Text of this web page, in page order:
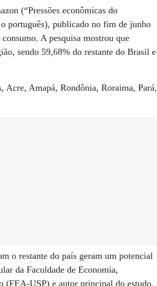
(“Pressões econômicas do
português), publicado no fim de junho
A pesquisa mostrou que
sendo 59,68% do restante do Brasil e
Acre, Amapá, Rondônia, Roraima, Pará,
o restante do país geram um potencial
da Faculdade de Economia,
(FEA-USP) e autor principal do estudo.